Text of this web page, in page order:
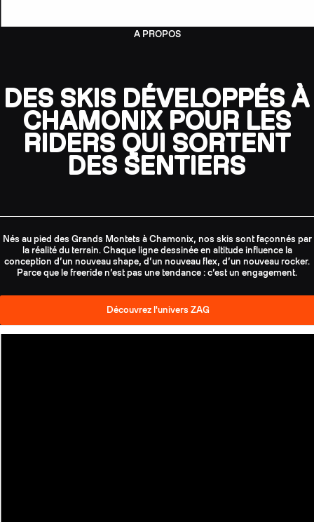
A PROPOS
DES SKIS DÉVELOPPÉS À
CHAMONIX POUR LES
RIDERS QUI SORTENT
DES SENTIERS
Nés au pied des Grands Montets à Chamonix, nos skis sont façonnés par
la réalité du terrain. Chaque ligne dessinée en altitude influence la
conception d’un nouveau shape, d’un nouveau flex, d’un nouveau rocker.
Parce que le freeride n’est pas une tendance : c’est un engagement.
Découvrez l'univers ZAG